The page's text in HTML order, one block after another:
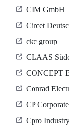
CIM GmbH
Circet
ckc group
CLAAS
CONCEPT
Conrad
CP
Cpro